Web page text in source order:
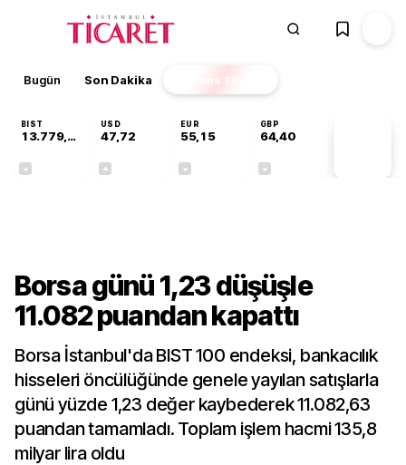
Bugün Son Dakika Finans EKSTRA
BIST
13.779,39
USD
47,72
EUR
55,15
GBP
64,40
Borsa günü 1,23 düşüşle
11.082 puandan kapattı
Borsa İstanbul'da BIST 100 endeksi, bankacılık
hisseleri öncülüğünde genele yayılan satışlarla
günü yüzde 1,23 değer kaybederek 11.082,63
puandan tamamladı. Toplam işlem hacmi 135,8
milyar lira oldu